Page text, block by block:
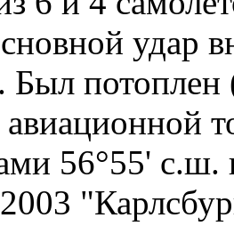
удар
Был потоплен
56°55' с.ш.